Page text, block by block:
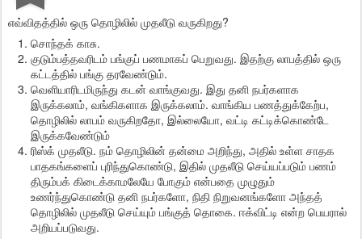
எவ்விதத்தில் ஒரு தொழிலில் முதலீடு வருகிறது?
சொந்தக் காசு.
குடும்பத்தவரிடம் பங்குப் பணமாகப் பெறுவது. இதற்கு லாபத்தில் ஒரு
கட்டத்தில் பங்கு தரவேண்டும்.
வெளியாரிடமிருந்து கடன் வாங்குவது. இது தனி நபர்களாக
இருக்கலாம், வங்கிகளாக இருக்கலாம். வாங்கிய பணத்துக்கேற்ப,
தொழிலில் லாபம் வருகிறதோ, இல்லையோ, வட்டி கட்டிக்கொண்டே
இருக்கவேண்டும்
ரிஸ்க் முதலீடு. நம் தொழிலின் தன்மை அறிந்து, அதில் உள்ள சாதக
பாதகங்களைப் புரிந்துகொண்டு, இதில் முதலீடு செய்யப்படும் பணம்
திரும்பக் கிடைக்காமலேயே போகும் என்பதை முழுதும்
உணர்ந்துகொண்டு தனி நபர்களோ, நிதி நிறுவனங்களோ அந்தத்
தொழிலில் முதலீடு செய்யும் பங்குத் தொகை. ஈக்விட்டி என்ற பெயரால்
அறியப்படுவது.